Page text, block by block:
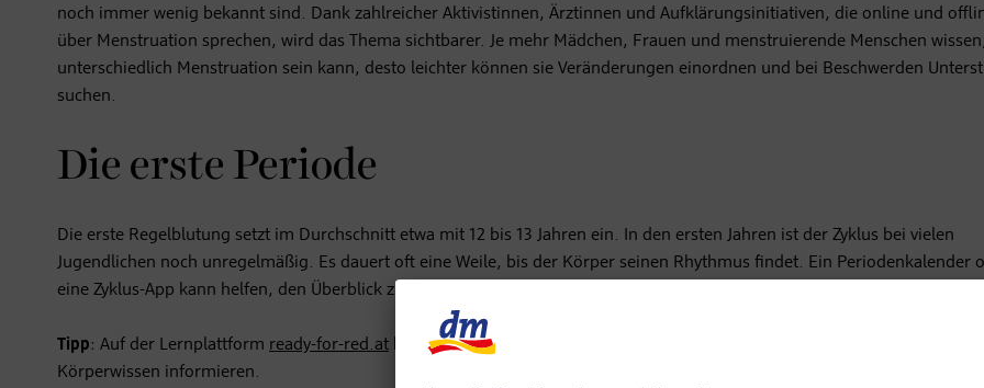
noch immer wenig bekannt sind. Dank zahlreicher Aktivistinnen, Ärztinnen und Aufklärungsinitiativen, die online und
über Menstruation sprechen, wird das Thema sichtbarer. Je mehr Mädchen, Frauen und menstruierende Menschen
unterschiedlich Menstruation sein kann, desto leichter können sie Veränderungen einordnen und bei Beschwerden
suchen.
Die erste Periode
Die erste Regelblutung setzt im Durchschnitt etwa mit 12 bis 13 Jahren ein. In den ersten Jahren ist der Zyklus bei vielen
Jugendlichen noch unregelmäßig. Es dauert oft eine Weile, bis der Körper seinen Rhythmus findet. Ein Periodenkalender
eine Zyklus-App kann helfen, den Überblick zu behalten.
Tipp: Auf der Lernplattform ready-for-red.at können sich Jugendliche spielerisch und altersgerecht über Menstruation,
Körperwissen informieren.